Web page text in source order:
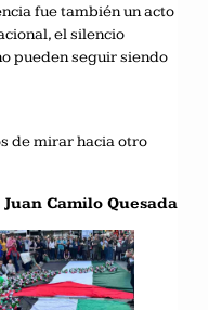
fue también un acto
el silencio
pueden seguir siendo
de mirar hacia otro
Camilo Quesada